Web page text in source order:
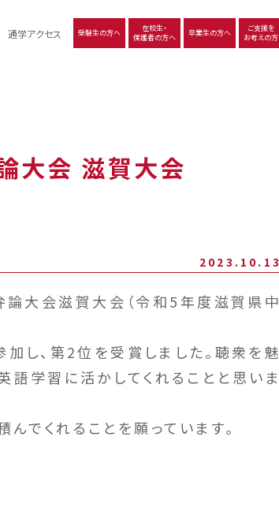
通学アクセス 受験生の方へ
在校生・
保護者の方へ
卒業生の方へ
ご支援を
お考えの方
大会 滋賀大会
2023.10.13
大会滋賀大会（令和5年度滋賀県中
し、第2位を受賞しました。聴衆を魅
学習に活かしてくれることと思いま
でくれることを願っています。